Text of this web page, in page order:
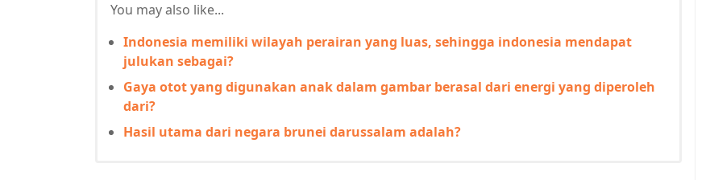
You may also like...
Indonesia memiliki wilayah perairan yang luas, sehingga indonesia mendapat
julukan sebagai?
Gaya otot yang digunakan anak dalam gambar berasal dari energi yang diperoleh
dari?
Hasil utama dari negara brunei darussalam adalah?